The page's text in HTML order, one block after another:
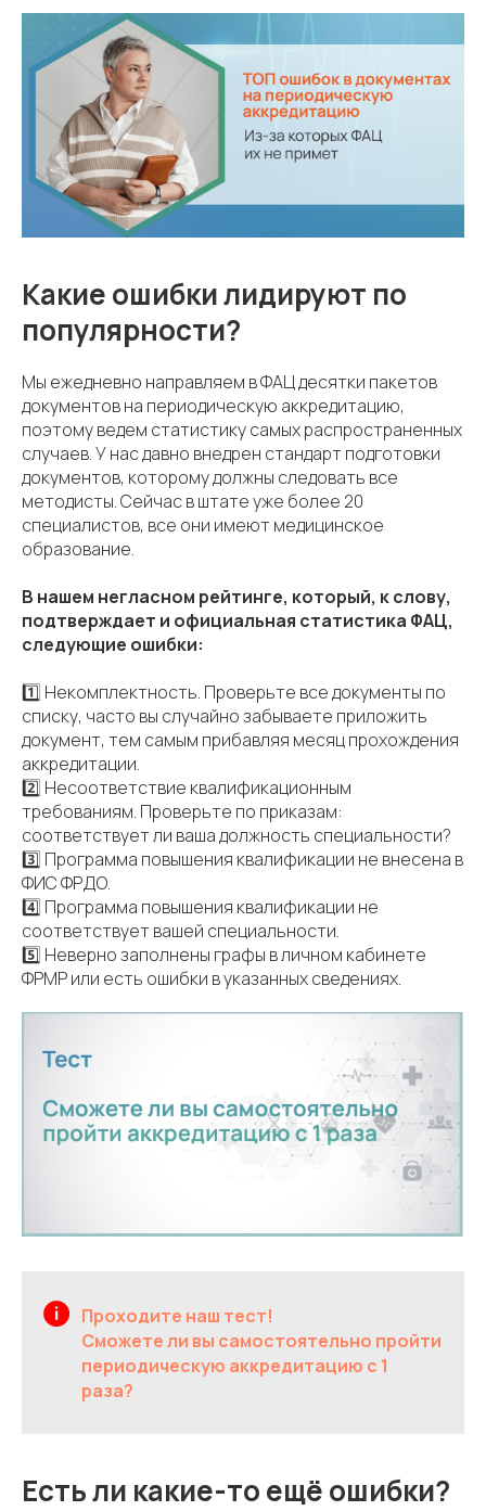
Какие ошибки лидируют по
популярности?
Мы ежедневно направляем в ФАЦ десятки пакетов
документов на периодическую аккредитацию,
поэтому ведем статистику самых распространенных
случаев. У нас давно внедрен стандарт подготовки
документов, которому должны следовать все
методисты. Сейчас в штате уже более 20
специалистов, все они имеют медицинское
образование.
В нашем негласном рейтинге, который, к слову,
подтверждает и официальная статистика ФАЦ,
следующие ошибки:
1️⃣ Некомплектность. Проверьте все документы по
списку, часто вы случайно забываете приложить
документ, тем самым прибавляя месяц прохождения
аккредитации.
2️⃣ Несоответствие квалификационным
требованиям. Проверьте по приказам:
соответствует ли ваша должность специальности?
3️⃣ Программа повышения квалификации не внесена в
ФИС ФРДО.
4️⃣ Программа повышения квалификации не
соответствует вашей специальности.
5️⃣ Неверно заполнены графы в личном кабинете
ФРМР или есть ошибки в указанных сведениях.
Проходите наш тест!
Сможете ли вы самостоятельно пройти
периодическую аккредитацию с 1
раза?
Есть ли какие-то ещё ошибки?